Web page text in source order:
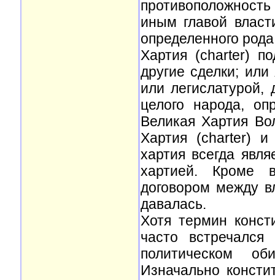
иным главой
определенного
Хартия (charter)
другие сделки;
или
целого народа,
Великая Хартия
Хартия (charter) и
хартия всегда
хартией. Кроме
договором между
давалась.
Хотя термин
часто
политическом
Изначально